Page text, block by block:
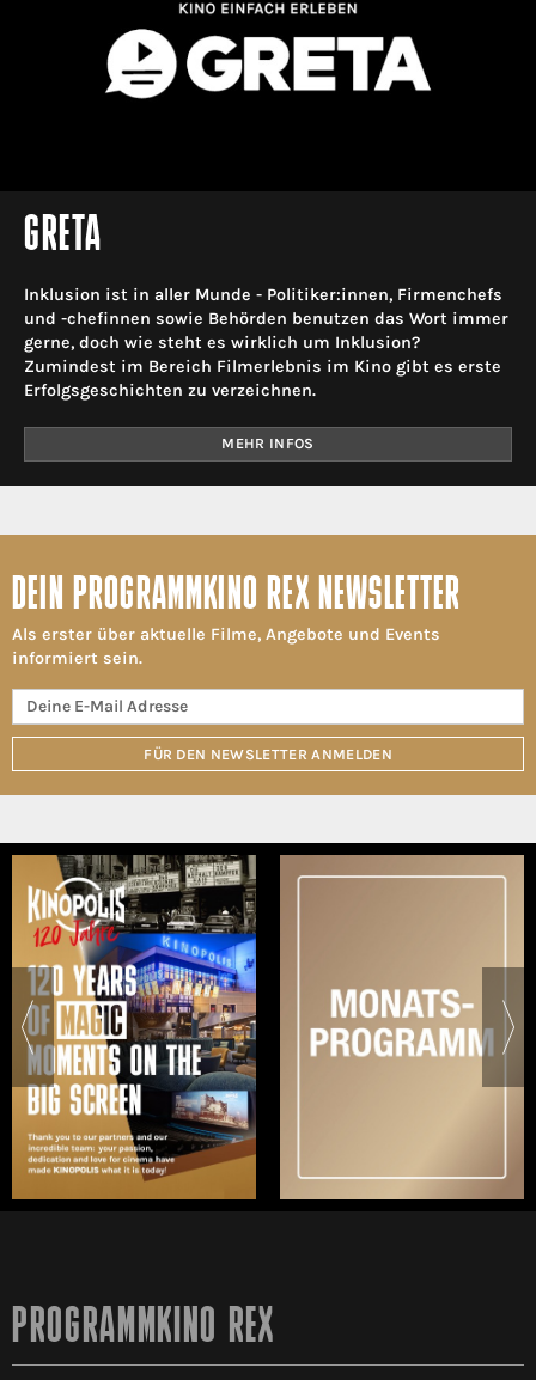
GRETA
Inklusion ist in aller Munde - Politiker:innen, Firmenchefs
und -chefinnen sowie Behörden benutzen das Wort immer
gerne, doch wie steht es wirklich um Inklusion?
Zumindest im Bereich Filmerlebnis im Kino gibt es erste
Erfolgsgeschichten zu verzeichnen.
MEHR INFOS
DEIN PROGRAMMKINO REX NEWSLETTER
Als erster über aktuelle Filme, Angebote und Events
informiert sein.
FÜR DEN NEWSLETTER ANMELDEN
PROGRAMMKINO REX